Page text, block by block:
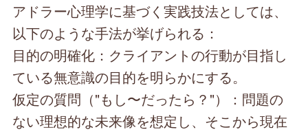
アドラー心理学に基づく実践技法としては、
以下のような手法が挙げられる：
目的の明確化：クライアントの行動が目指し
ている無意識の目的を明らかにする。
仮定の質問（"もし〜だったら？"）：問題の
ない理想的な未来像を想定し、そこから現在